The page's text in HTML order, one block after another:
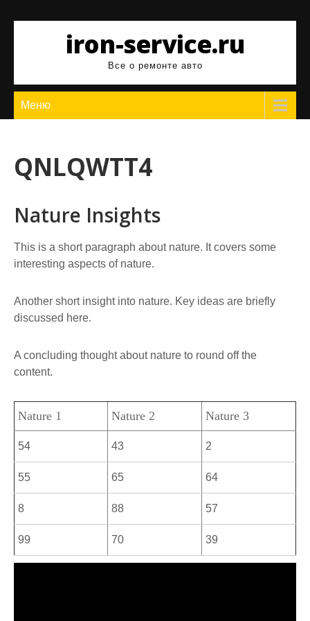
содержимомуiron-service.ru
Все о ремонте авто
Меню
QNLQWTT4
Nature Insights
This is a short paragraph about nature. It covers some
interesting aspects of nature.
Another short insight into nature. Key ideas are briefly
discussed here.
A concluding thought about nature to round off the
content.
Nature 1 Nature 2 Nature 3
54 43 2
55 65 64
8 88 57
99 70 39